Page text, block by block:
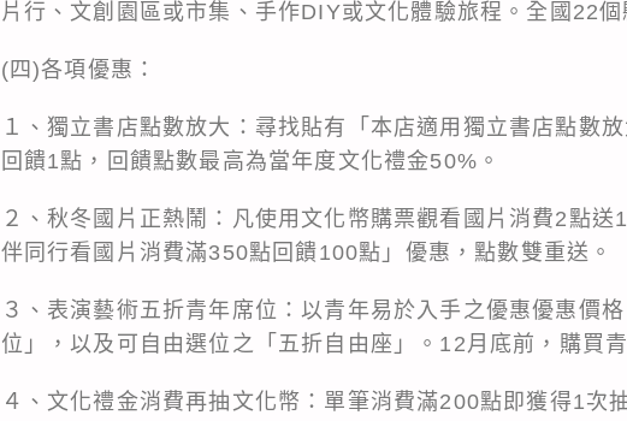
片行、文創園區或市集、手作DIY或文化體驗旅程。全國22
(四)各項優惠：
１、獨立書店點數放大：尋找貼有「本店適用獨立書店點數
回饋1點，回饋點數最高為當年度文化禮金50%。
２、秋冬國片正熱鬧：凡使用文化幣購票觀看國片消費2點
伴同行看國片消費滿350點回饋100點」優惠，點數雙重送。
３、表演藝術五折青年席位：以青年易於入手之優惠優惠價
位」，以及可自由選位之「五折自由座」。12月底前，購買
４、文化禮金消費再抽文化幣：單筆消費滿200點即獲得1次